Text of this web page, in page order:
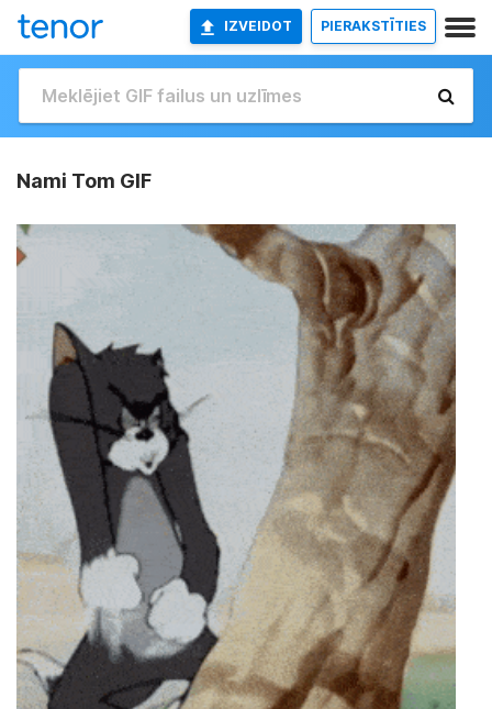
IZVEIDOT PIERAKSTĪTIES
Nami Tom GIF